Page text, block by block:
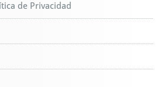
de Privacidad